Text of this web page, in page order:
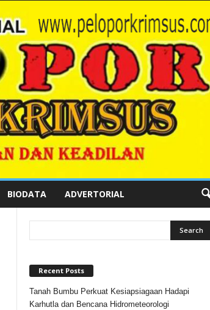
BIODATA ADVERTORIAL
Recent Posts
Tanah Bumbu Perkuat Kesiapsiagaan Hadapi
Karhutla dan Bencana Hidrometeorologi